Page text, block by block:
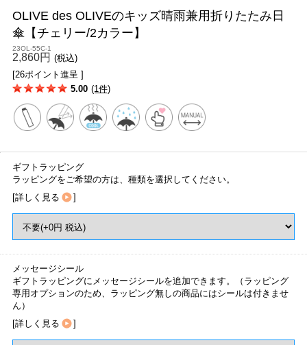
OLIVE des OLIVEのキッズ晴雨兼用折りたたみ日
傘【チェリー/2カラー】
23OL-55C-1
2,860円 (税込)
[26ポイント進呈 ]
5.00 (1件)
ギフトラッピング
ラッピングをご希望の方は、種類を選択してください。
[詳しく見る ]
メッセージシール
ギフトラッピングにメッセージシールを追加できます。（ラッピング
専用オプションのため、ラッピング無しの商品にはシールは付きませ
ん）
[詳しく見る ]